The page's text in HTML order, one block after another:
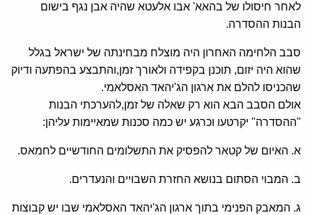
לאחר חיסולו של בהאא' אבו אלעטא שהיה אבן נגף בישום
הבנות ההסדרה.
סבב הלחימה האחרון היה מוצלח מבחינתה של ישראל בגלל
שהוא היה יזום, תוכנן בקפידה ולאורך זמן,והתבצע בהפתעה ודיוק
שהכניסו להלם את ארגון הג'יהאד האסלאמי.
אולם הסבב הבא הוא רק שאלה של זמן,להערכתי הבנות
"ההסדרה" יקרטעו וכרגע יש כמה סכנות שמאיימות עליהן:
א. האיום של קטאר להפסיק את התשלומים החודשיים לחמאס.
ב. המבוי הסתום בנושא החזרת השבויים והנעדרים.
ג. המאבק הפנימי בתוך ארגון הג'יהאד האסלאמי שבו יש קבוצות